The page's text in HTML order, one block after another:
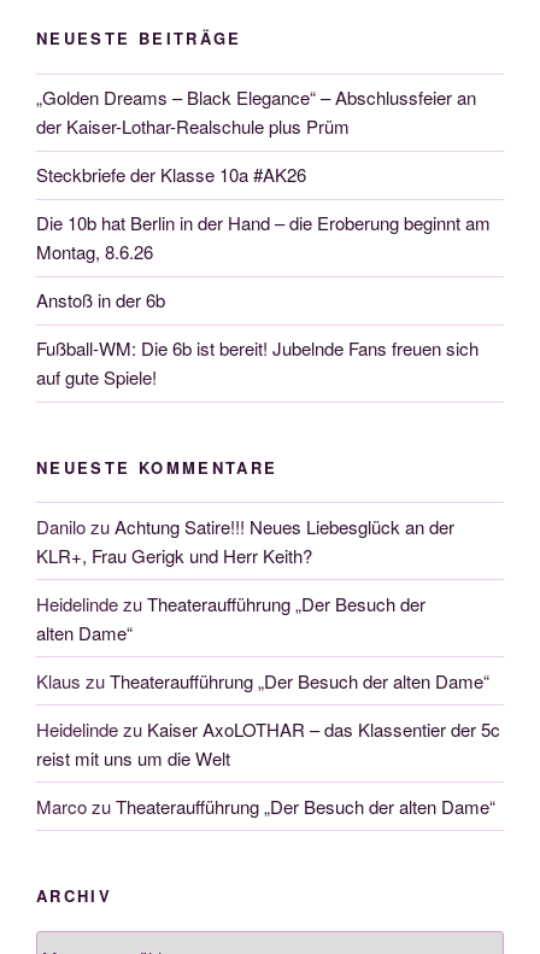
NEUESTE BEITRÄGE
„Golden Dreams – Black Elegance“ – Abschlussfeier an
der Kaiser-Lothar-Realschule plus Prüm
Steckbriefe der Klasse 10a #AK26
Die 10b hat Berlin in der Hand – die Eroberung beginnt am
Montag, 8.6.26
Anstoß in der 6b
Fußball-WM: Die 6b ist bereit! Jubelnde Fans freuen sich
auf gute Spiele!
NEUESTE KOMMENTARE
DanilozuAchtung Satire!!! Neues Liebesglück an der
KLR+, Frau Gerigk und Herr Keith?
HeidelindezuTheateraufführung „Der Besuch der
alten Dame“
Klaus zuTheateraufführung „Der Besuch der alten Dame“
Heidelindezu Kaiser AxoLOTHAR – das Klassentier der 5c
reist mit uns um die Welt
MarcozuTheateraufführung „Der Besuch der alten Dame“
ARCHIV